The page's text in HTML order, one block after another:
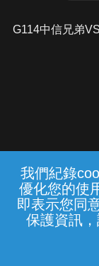
我們紀錄
優化您的使
即表示您同
保護資訊
G114中信兄弟
常見問題
中華電
(統